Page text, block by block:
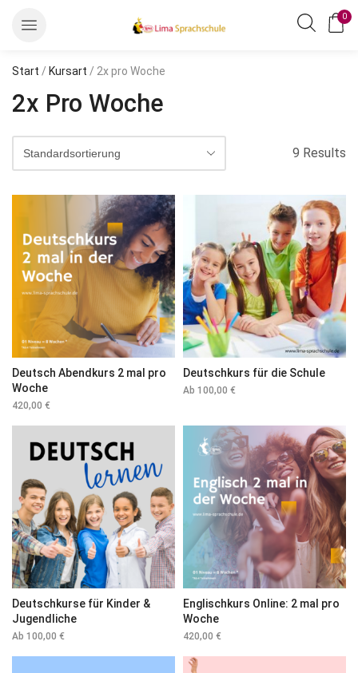
0
Start / Kursart / 2x pro Woche
2x Pro Woche
9 Results
Deutsch Abendkurs 2 mal pro
Woche
420,00 €
Deutschkurs für die Schule
Ab 100,00 €
Deutschkurse für Kinder &
Jugendliche
Ab 100,00 €
Englischkurs Online: 2 mal pro
Woche
420,00 €